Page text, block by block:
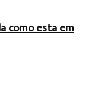
como esta em